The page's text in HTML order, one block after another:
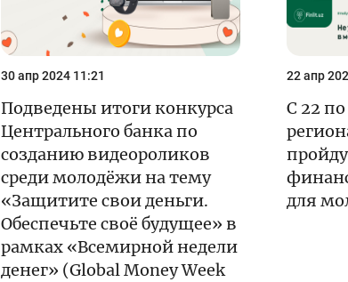
30 апр 2024 11:21
Подведены итоги конкурса
Центрального банка по
созданию видеороликов
среди молодёжи на тему
«Защитите свои деньги.
Обеспечьте своё будущее» в
рамках «Всемирной недели
денег» (Global Money Week
22 апр
С 22 по
для